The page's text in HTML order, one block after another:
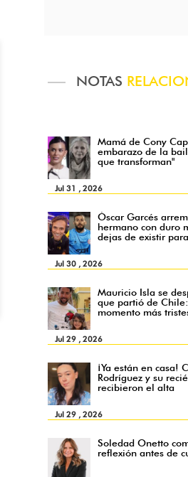
NOTAS
Mamá de Cony
embarazo de la
que transforman"
Jul 31 , 2026
Óscar Garcés
hermano con duro
dejas de existir
Jul 30 , 2026
Mauricio Isla se
que partió de
momento más
Jul 29 , 2026
¡Ya están en casa!
Rodríguez y su
recibieron el alta
Jul 29 , 2026
Soledad Onetto
reflexión antes de